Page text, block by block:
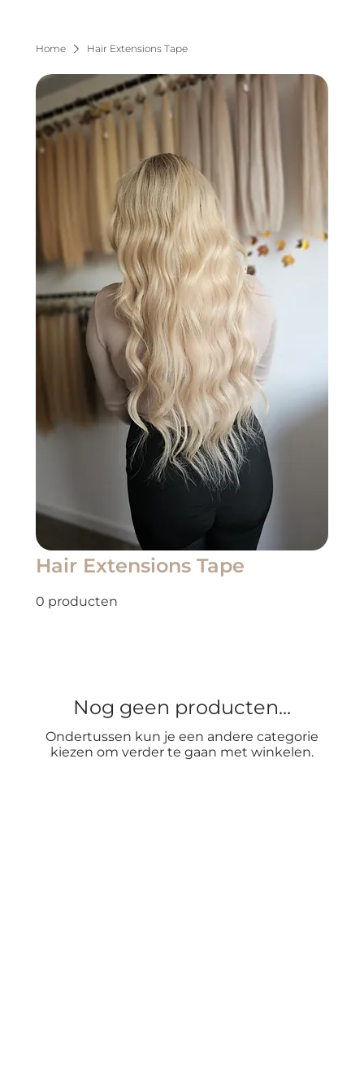
Home Hair Extensions Tape
Hair Extensions Tape
0 producten
Nog geen producten...
Ondertussen kun je een andere categorie
kiezen om verder te gaan met winkelen.